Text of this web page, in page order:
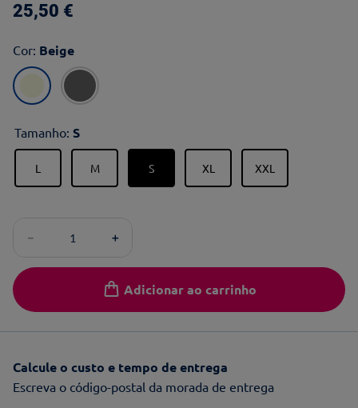
25,50 €
Cor: Beige
Tamanho: S
L M S XL XXL
＋
－
Adicionar ao carrinho
Calcule o custo e tempo de entrega
Escreva o código-postal da morada de entrega